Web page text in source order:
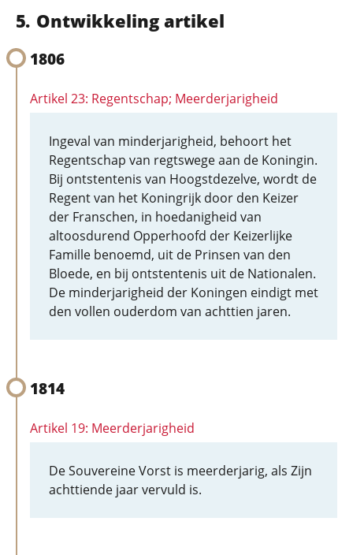
Ontwikkeling artikel
1806
Artikel 23: Regentschap; Meerderjarigheid
Ingeval van minderjarigheid, behoort het
Regentschap van regtswege aan de Koningin.
Bij ontstentenis van Hoogstdezelve, wordt de
Regent van het Koningrijk door den Keizer
der Franschen, in hoedanigheid van
altoosdurend Opperhoofd der Keizerlijke
Famille benoemd, uit de Prinsen van den
Bloede, en bij ontstentenis uit de Nationalen.
De minderjarigheid der Koningen eindigt met
den vollen ouderdom van achttien jaren.
1814
Artikel 19: Meerderjarigheid
De Souvereine Vorst is meerderjarig, als Zijn
achttiende jaar vervuld is.